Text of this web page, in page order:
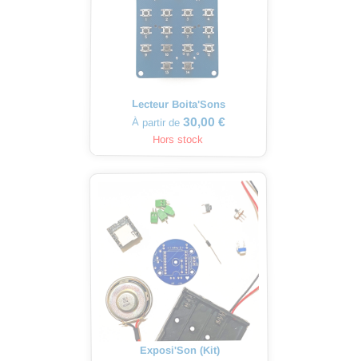
Lecteur Boita'Sons
À partir de 30,00 €
Hors stock
Exposi'Son (Kit)